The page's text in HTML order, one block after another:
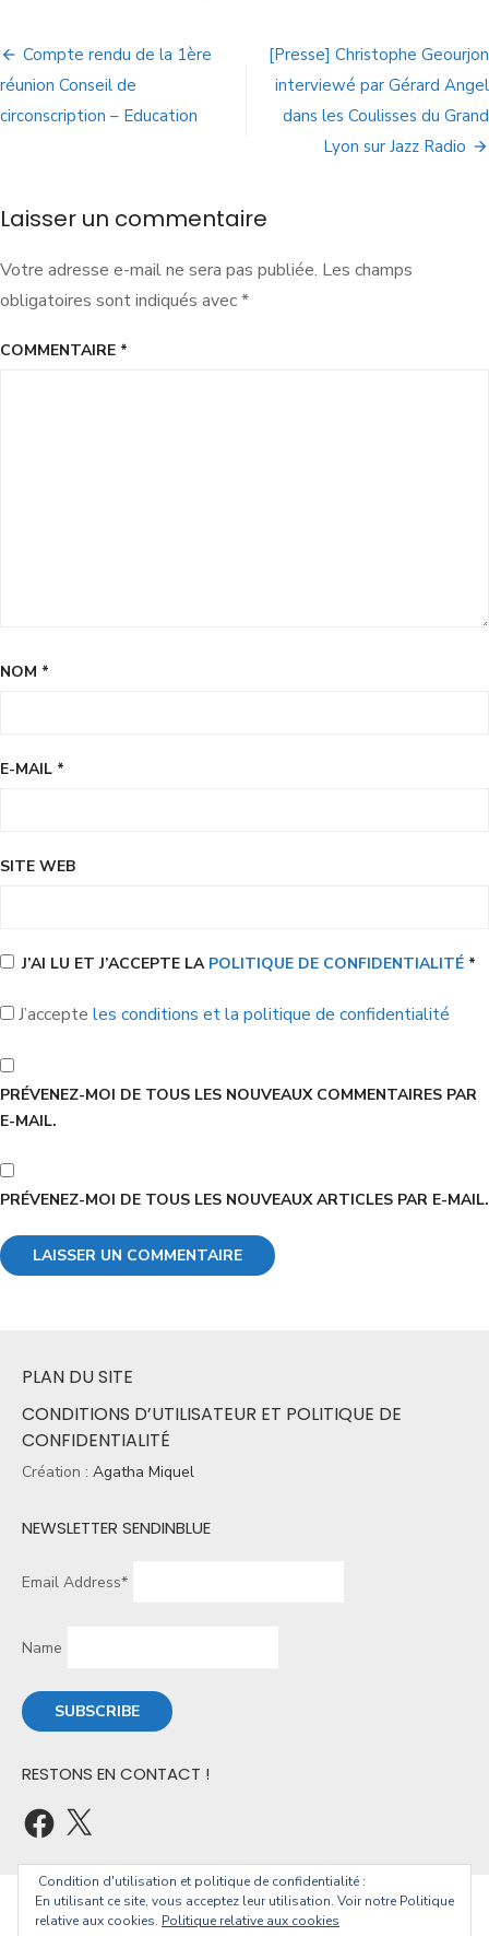
Compte rendu de la 1ère
réunion Conseil de
circonscription – Education
[Presse] Christophe Geourjon
interviewé par Gérard Angel
dans les Coulisses du Grand
Lyon sur Jazz Radio
Laisser un commentaire
Votre adresse e-mail ne sera pas publiée. Les champs
obligatoires sont indiqués avec*
COMMENTAIRE *
NOM *
E-MAIL *
SITE WEB
J’AI LU ET J’ACCEPTE LA POLITIQUE DE CONFIDENTIALITÉ *
J’accepte les conditions et la politique de confidentialité
PRÉVENEZ-MOI DE TOUS LES NOUVEAUX COMMENTAIRES PAR
E-MAIL.
PRÉVENEZ-MOI DE TOUS LES NOUVEAUX ARTICLES PAR E-MAIL.
PLAN DU SITE
CONDITIONS D’UTILISATEUR ET POLITIQUE DE
CONFIDENTIALITÉ
Création : Agatha Miquel
NEWSLETTER SENDINBLUE
Email Address*
Name
RESTONS EN CONTACT !
© 2026 Christophe Geourjon
Condition d'utilisation et politique de confidentialité :
En utilisant ce site, vous acceptez leur utilisation. Voir notre Politique
relative aux cookies. Politique relative aux cookies